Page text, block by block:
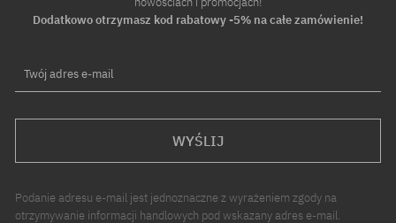
Dodatkowo otrzymasz kod rabatowy -5% na całe zamówienie!
Twój adres e-mail
WYŚLIJ
Podanie adresu e-mail jest jednoznaczne z wyrażeniem zgody na
otrzymywanie informacji handlowych pod wskazany adres e-mail.